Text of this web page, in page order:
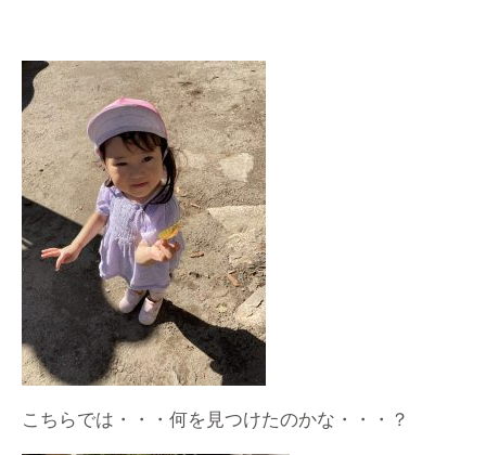
こちらでは・・・何を見つけたのかな・・・？